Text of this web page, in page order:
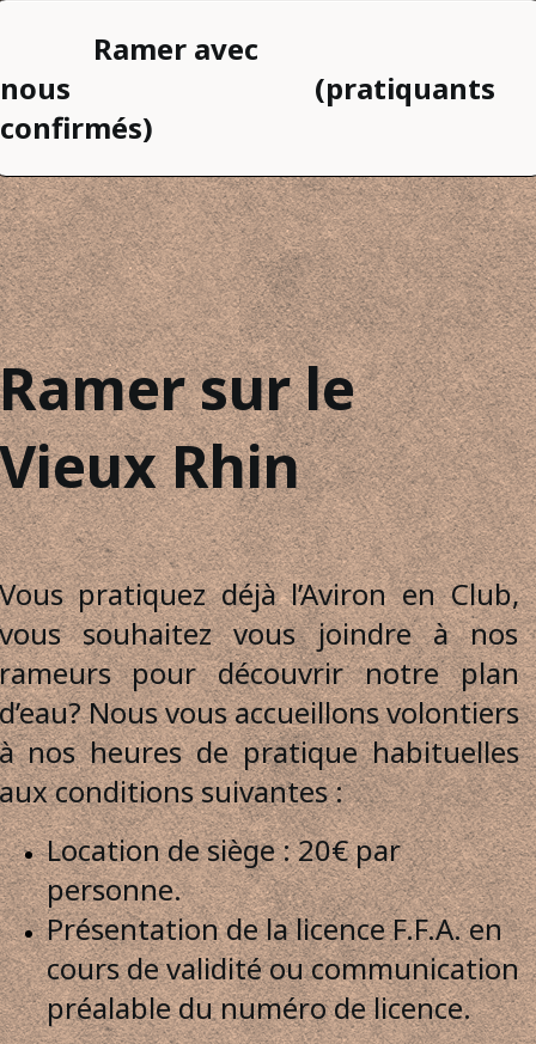
Ramer avec
nous (pratiquants
confirmés)
sur le
Rhin
pratiquez déjà l’Aviron en Club,
souhaitez vous joindre à nos
pour découvrir notre plan
Nous vous accueillons volontiers
nos heures de pratique habituelles
conditions suivantes :
Location de siège : 20€ par
personne.
Présentation de la licence F.F.A. en
cours de validité ou communication
préalable du numéro de licence.